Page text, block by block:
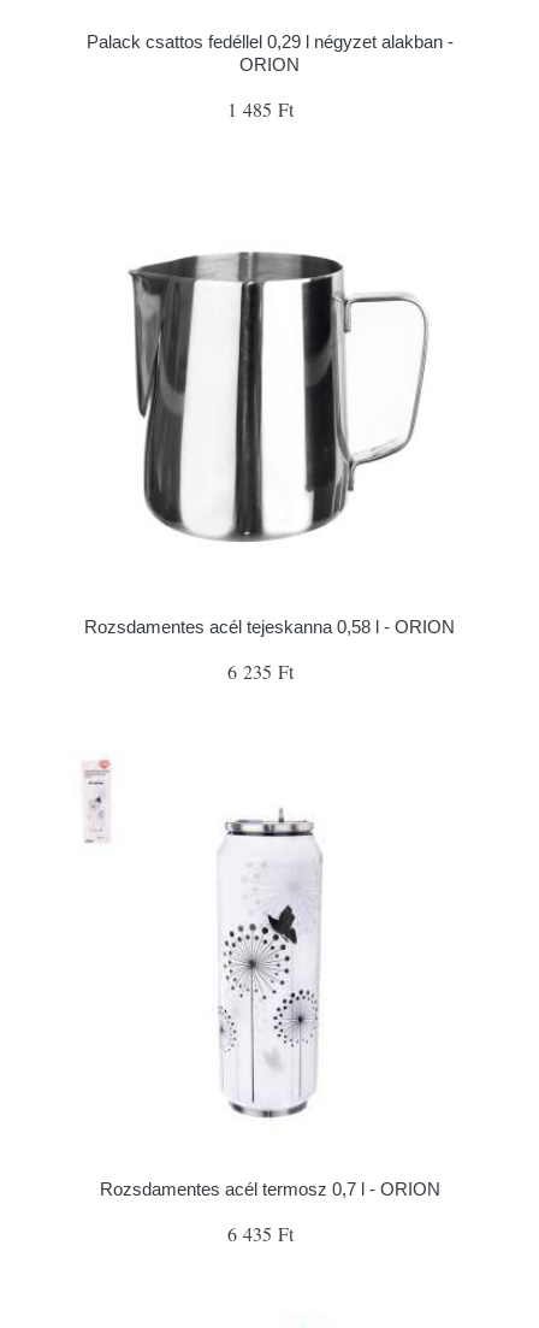
Palack csattos fedéllel 0,29 l négyzet alakban -
ORION
1 485 Ft
Rozsdamentes acél tejeskanna 0,58 l - ORION
6 235 Ft
Rozsdamentes acél termosz 0,7 l - ORION
6 435 Ft